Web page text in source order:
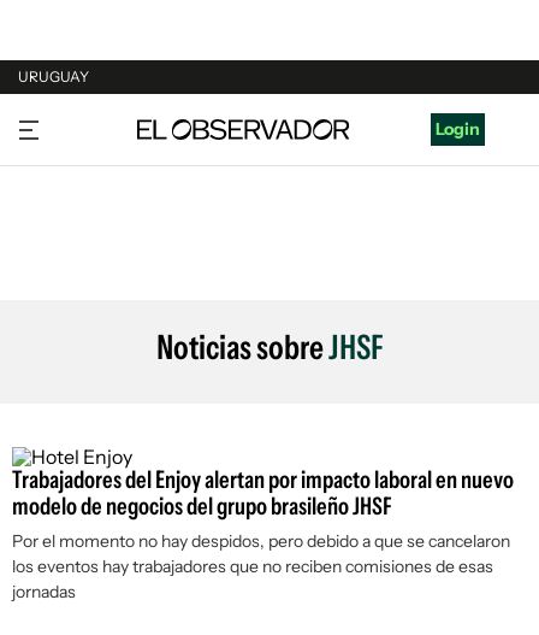
URUGUAY
URUGUAY
ARGENTINA
Login
Noticias sobreJHSF
Trabajadores del Enjoy alertan por impacto laboral en nuevo
modelo de negocios del grupo brasileño JHSF
Por el momento no hay despidos, pero debido a que se cancelaron
los eventos hay trabajadores que no reciben comisiones de esas
jornadas